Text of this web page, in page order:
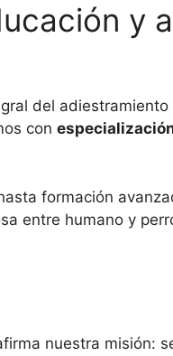
y
del
con
formación
entre humano y
nuestra misión: